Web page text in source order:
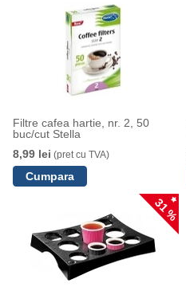
Filtre cafea hartie, nr. 2, 50
buc/cut Stella
8,99 lei (pret cu TVA)
31 %